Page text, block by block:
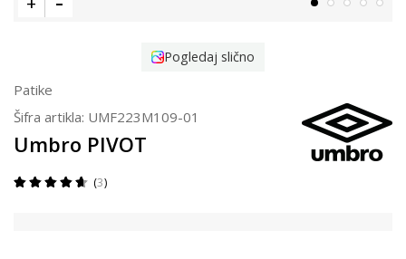
Pogledaj slično
Patike
Šifra artikla: UMF223M109-01
Umbro PIVOT
3